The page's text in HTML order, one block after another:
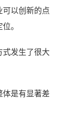
可以创新的点
。
式发生了很大
体是有显著差